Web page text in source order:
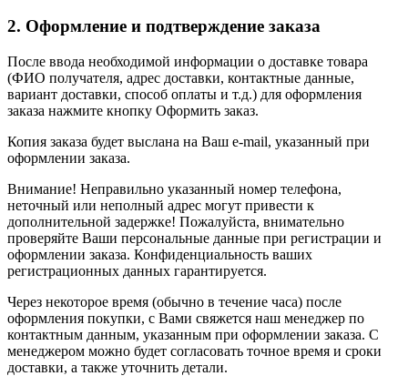
2. Оформление и подтверждение заказа
После ввода необходимой информации о доставке товара
(ФИО получателя, адрес доставки, контактные данные,
вариант доставки, способ оплаты и т.д.) для оформления
заказа нажмите кнопку Оформить заказ.
Копия заказа будет выслана на Ваш e-mail, указанный при
оформлении заказа.
Внимание! Неправильно указанный номер телефона,
неточный или неполный адрес могут привести к
дополнительной задержке! Пожалуйста, внимательно
проверяйте Ваши персональные данные при регистрации и
оформлении заказа. Конфиденциальность ваших
регистрационных данных гарантируется.
Через некоторое время (обычно в течение часа) после
оформления покупки, с Вами свяжется наш менеджер по
контактным данным, указанным при оформлении заказа. С
менеджером можно будет согласовать точное время и сроки
доставки, а также уточнить детали.